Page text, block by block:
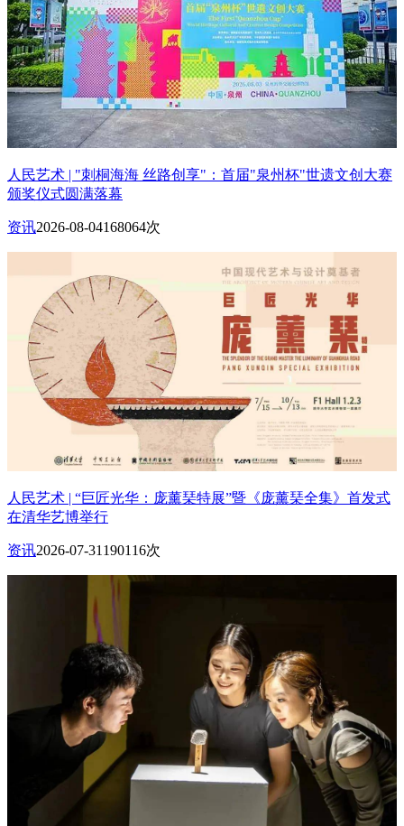
人民艺术 | "刺桐海海 丝路创享"：首届"泉州杯"世遗文创大赛
颁奖仪式圆满落幕
资讯2026-08-04168064次
人民艺术 | “巨匠光华：庞薰琹特展”暨《庞薰琹全集》首发式
在清华艺博举行
资讯2026-07-31 190116次